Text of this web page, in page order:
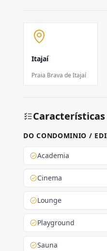
Itajaí
Praia Brava de Itajaí
DO CONDOMINIO /
Academia
Cinema
Lounge
Playground
Sauna